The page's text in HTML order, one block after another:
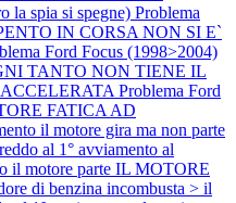
la spia si spegne) Problema
IN CORSA NON SI E`
Ford Focus (1998>2004)
TANTO NON TIENE IL
Problema Ford
FATICA AD
il motore gira ma non parte
al 1° avviamento al
il motore parte IL MOTORE
di benzina incombusta > il